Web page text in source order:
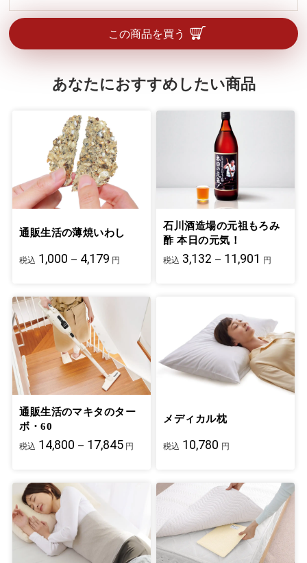
この商品を買う
あなたにおすすめしたい商品
通販生活の薄焼いわし
税込 1,000－4,179 円
石川酒造場の元祖もろみ
酢 本日の元気！
税込 3,132－11,901 円
通販生活のマキタのター
ボ・60
税込 14,800－17,845 円
メディカル枕
税込 10,780 円